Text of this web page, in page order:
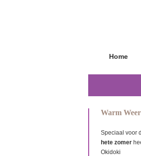
Home
Warm
Speciaal voor
hete zomer
Okidoki